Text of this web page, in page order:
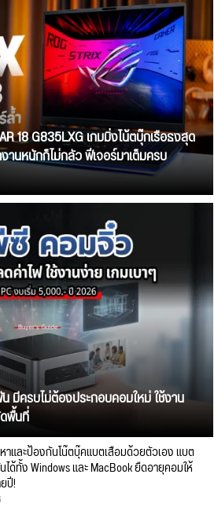
18 G835LXG เกมมิ่งโน้ตบุ๊กเรือธงสุด
นหนักก็ไม่กลัว ฟีเจอร์มาเต็มครบ
มีครบไม่ต้องประกอบคอมใหม่ ใช้งาน
พื้นที่
และป้องกันโน๊ตบุ๊คแบตเสื่อมด้วยตัวเอง แบต
ด้ทั้ง Windows และ MacBook ยืดอายุคอมให้
ปี!